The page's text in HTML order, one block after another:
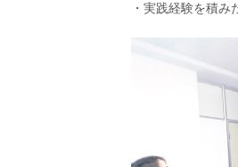
・実践経験を積